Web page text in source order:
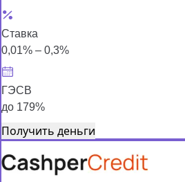
Ставка
0,01% – 0,3%
ГЭСВ
до 179%
Получить деньги